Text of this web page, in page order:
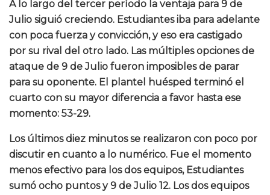
A lo largo del tercer período la ventaja para 9 de
Julio siguió creciendo. Estudiantes iba para adelante
con poca fuerza y convicción, y eso era castigado
por su rival del otro lado. Las múltiples opciones de
ataque de 9 de Julio fueron imposibles de parar
para su oponente. El plantel huésped terminó el
cuarto con su mayor diferencia a favor hasta ese
momento: 53-29.
Los últimos diez minutos se realizaron con poco por
discutir en cuanto a lo numérico. Fue el momento
menos efectivo para los dos equipos, Estudiantes
sumó ocho puntos y 9 de Julio 12. Los dos equipos